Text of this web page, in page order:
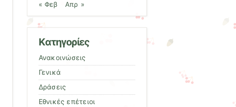
« Φεβ Απρ »
Kατηγορίες
Ανακοινώσεις
Γενικά
Δράσεις
Εθνικές επέτειοι